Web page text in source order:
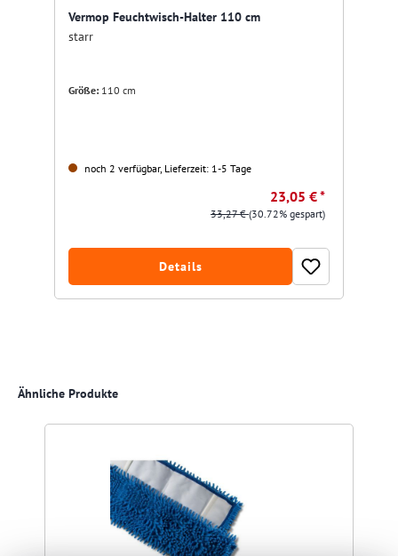
Vermop Feuchtwisch-Halter 110 cm
starr
Größe: 110 cm
noch 2 verfügbar, Lieferzeit: 1-5 Tage
23,05 € *
33,27 €(30.72% gespart)
Details
Produktgalerie überspringen
Ähnliche Produkte